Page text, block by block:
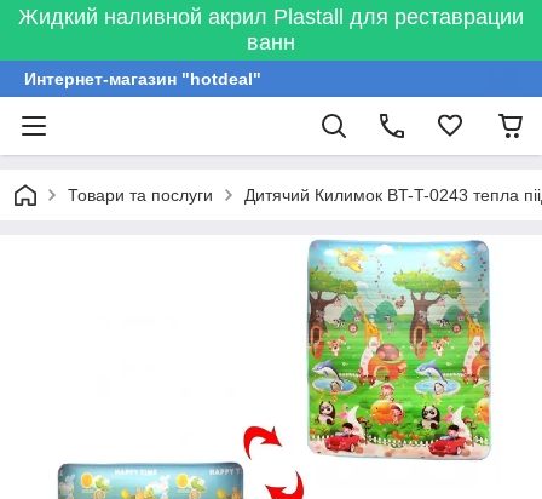
Жидкий наливной акрил Plastall для реставрации
ванн
Интернет-магазин "hotdeal"
Товари та послуги Дитячий Килимок BT-T-0243 тепла